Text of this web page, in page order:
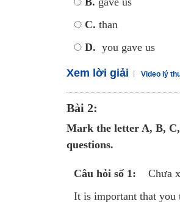
C. than
D. you gave us
Xem lời giải Video lý
Bài 2:
Mark the letter A, B,
questions.
Câu hỏi số 1:
Chưa
It is important that you